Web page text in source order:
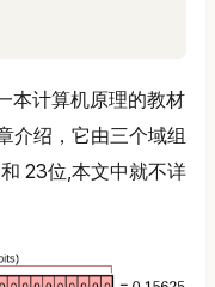
本计算机原理的教材
介绍，它由三个域组
23位,本文中就不详